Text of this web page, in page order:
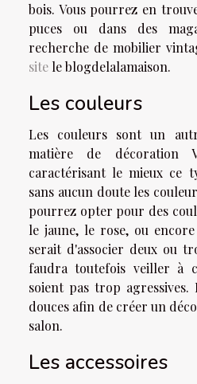
bois. Vous pourrez en
puces ou dans des
recherche de mobilier
site le blogdelalamaison.
Les couleurs
Les couleurs sont un
matière de décoration
caractérisant le mieux ce
sans aucun doute les
pourrez opter pour des
le jaune, le rose, ou
serait d'associer deux ou
faudra toutefois veiller à
soient pas trop agressives.
douces afin de créer un
salon.
Les accessoires